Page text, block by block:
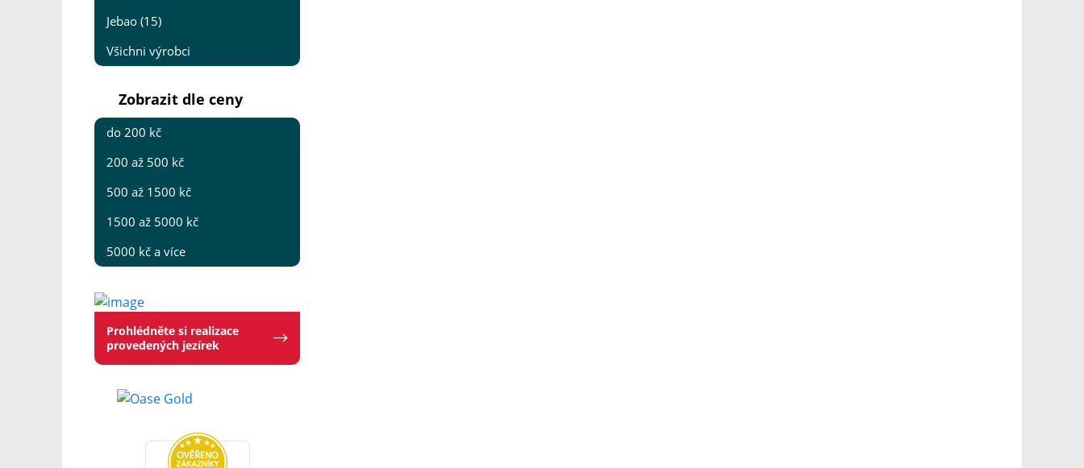
Jebao (15)
Všichni výrobci
Zobrazit dle ceny
do 200 kč
200 až 500 kč
500 až 1500 kč
1500 až 5000 kč
5000 kč a více
Prohlédněte si realizace
provedených jezírek